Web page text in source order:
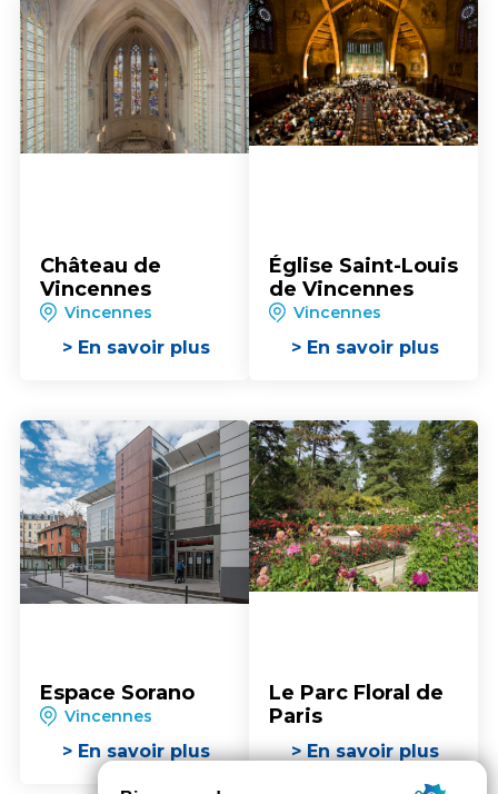
Château de
Vincennes
Vincennes
> En savoir plus
Église Saint-Louis
de Vincennes
Vincennes
> En savoir plus
Espace Sorano
Vincennes
> En savoir plus
Le Parc Floral de
Paris
> En savoir plus